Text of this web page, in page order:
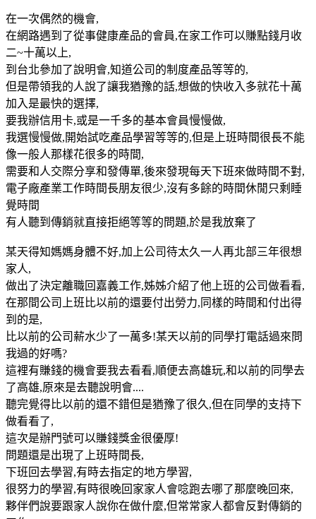
在一次偶然的機會,
在網路遇到了從事健康產品的會員,在家工作可以賺點錢月收
二~十萬以上,
到台北參加了說明會,知道公司的制度產品等等的,
但是帶領我的人說了讓我猶豫的話,想做的快收入多就花十萬
加入是最快的選擇,
要我辦信用卡,或是一千多的基本會員慢慢做,
我選慢慢做,開始試吃產品學習等等的,但是上班時間很長不能
像一般人那樣花很多的時間,
需要和人交際分享和發傳單,後來發現每天下班來做時間不對,
電子廠產業工作時間長朋友很少,沒有多餘的時間休閒只剩睡
覺時間
有人聽到傳銷就直接拒絕等等的問題,於是我放棄了
某天得知媽媽身體不好,加上公司待太久一人再北部三年很想
家人,
做出了決定離職回嘉義工作,姊姊介紹了他上班的公司做看看,
在那間公司上班比以前的還要付出勞力,同樣的時間和付出得
到的是,
比以前的公司薪水少了一萬多!某天以前的同學打電話過來問
我過的好嗎?
這裡有賺錢的機會要我去看看,順便去高雄玩,和以前的同學去
了高雄,原來是去聽說明會....
聽完覺得比以前的還不錯但是猶豫了很久,但在同學的支持下
做看看了,
這次是辦門號可以賺錢獎金很優厚!
問題還是出現了上班時間長,
下班回去學習,有時去指定的地方學習,
很努力的學習,有時很晚回家家人會唸跑去哪了那麼晚回來,
夥伴們說要跟家人說你在做什麼,但常常家人都會反對傳銷的